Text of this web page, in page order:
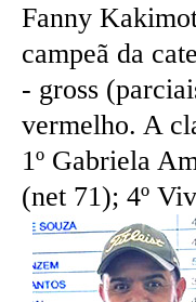
Fanny
campeã da
- gross
vermelho. A
1º Gabriela
(net 71); 4º